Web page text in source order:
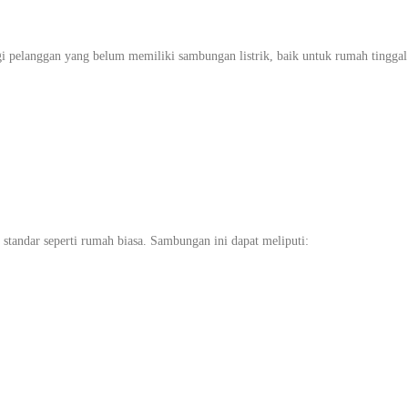
yang belum memiliki sambungan listrik, baik untuk rumah
seperti rumah biasa. Sambungan ini dapat meliputi: